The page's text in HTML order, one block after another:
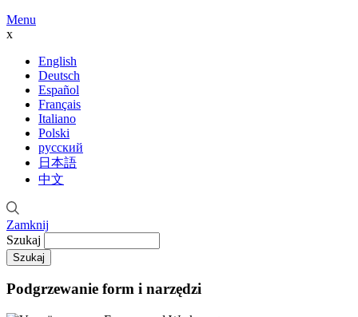
Menu
x
English
Deutsch
Español
Français
Italiano
Polski
русский
日本語
中文
Zamknij
Szukaj
Podgrzewanie form i narzędzi